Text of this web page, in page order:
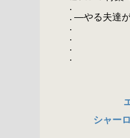
.
. ―やる夫達
.
.
. . . : '':.
. ／:. :.
シャー